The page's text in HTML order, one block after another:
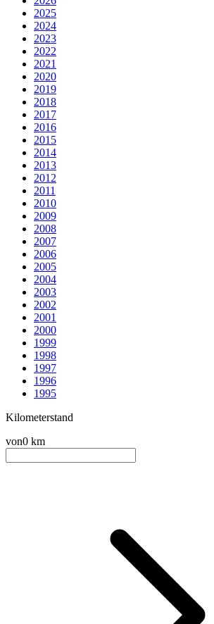
2025
2024
2023
2022
2021
2020
2019
2018
2017
2016
2015
2014
2013
2012
2011
2010
2009
2008
2007
2006
2005
2004
2003
2002
2001
2000
1999
1998
1997
1996
1995
Kilometerstand
von0 km